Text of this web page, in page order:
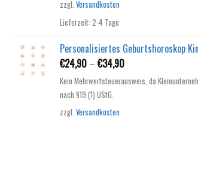
zzgl. Versandkosten
Lieferzeit: 2-4 Tage
Personalisiertes Geburtshoroskop
€24,90 – €34,90
Kein Mehrwertsteuerausweis, da
nach §19 (1) UStG.
zzgl. Versandkosten